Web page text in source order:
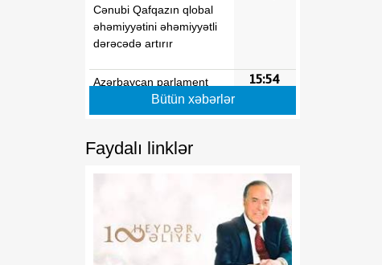
Cənubi Qafqazın qlobal
əhəmiyyətini əhəmiyyətli
dərəcədə artırır
Azərbaycan parlament
diplomatiyası beynəlxalq
əməkdaşlığın
15:54
Regionun siyasi tarixində
07 Avqust
Tarixi zəfərdən mütləq
sülhə
15:24
07 Avqust
Bütün xəbərlər
Faydalı linklər